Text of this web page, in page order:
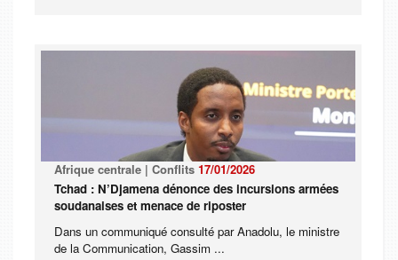
Afrique centrale | Conflits 17/01/2026
Tchad : N’Djamena dénonce des incursions armées
soudanaises et menace de riposter
Dans un communiqué consulté par Anadolu, le ministre
de la Communication, Gassim ...